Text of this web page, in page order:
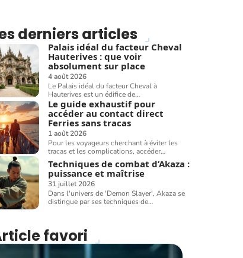
derniers articles
Palais idéal du facteur Cheval
Hauterives : que voir
absolument sur place
4 août 2026
Le Palais idéal du facteur Cheval à
Hauterives est un édifice de…
Le guide exhaustif pour
accéder au contact direct
Ferries sans tracas
1 août 2026
Pour les voyageurs cherchant à éviter les
tracas et les complications, accéder…
Techniques de combat d’Akaza :
puissance et maîtrise
31 juillet 2026
Dans l'univers de 'Demon Slayer', Akaza se
distingue par ses techniques de…
favori